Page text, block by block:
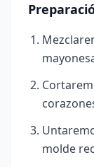
molde